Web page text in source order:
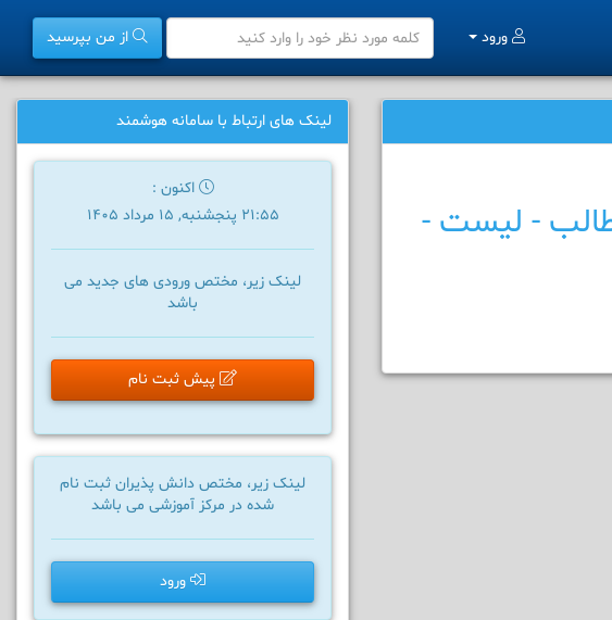
از من بپرسید ورود
- لیست -
لینک های ارتباط با سامانه هوشمند
اکنون :
21:55 پنجشنبه, 15 مرداد 1405
لینک زیر، مختص ورودی های جدید می
باشد
پیش ثبت نام
لینک زیر، مختص دانش پذیران ثبت نام
شده در مرکز آموزشی می باشد
ورود